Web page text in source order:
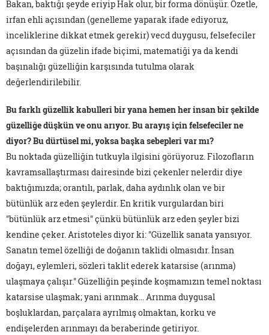
Bakan, baktığı şeyde eriyip Hak olur, bir forma dönüşür. Özetle,
irfan ehli açısından (genelleme yaparak ifade ediyoruz,
inceliklerine dikkat etmek gerekir) vecd duygusu, felsefeciler
açısından da güzelin ifade biçimi, matematiği ya da kendi
başınalığı güzelliğin karşısında tutulma olarak
değerlendirilebilir.
Bu farklı güzellik kabulleri bir yana hemen her insan bir şekilde
güzelliğe düşkün ve onu arıyor. Bu arayış için felsefeciler ne
diyor? Bu dürtüsel mi, yoksa başka sebepleri var mı?
Bu noktada güzelliğin tutkuyla ilgisini görüyoruz. Filozofların
kavramsallaştırması dairesinde bizi çekenler nelerdir diye
baktığımızda; orantılı, parlak, daha aydınlık olan ve bir
bütünlük arz eden şeylerdir. En kritik vurgulardan biri
"bütünlük arz etmesi" çünkü bütünlük arz eden şeyler bizi
kendine çeker. Aristoteles diyor ki: "Güzellik sanata yansıyor.
Sanatın temel özelliği de doğanın taklidi olmasıdır. İnsan
doğayı, eylemleri, sözleri taklit ederek katarsise (arınma)
ulaşmaya çalışır." Güzelliğin peşinde koşmamızın temel noktası
katarsise ulaşmak; yani arınmak… Arınma duygusal
boşluklardan, parçalara ayrılmış olmaktan, korku ve
endişelerden arınmayı da beraberinde getiriyor.